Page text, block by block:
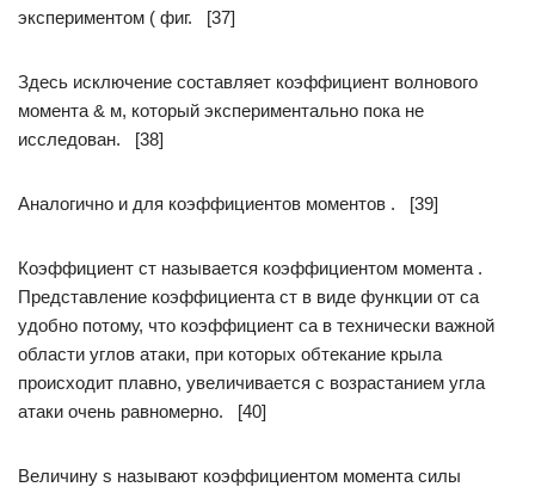
экспериментом ( фиг. [37]
Здесь исключение составляет коэффициент волнового
момента & м, который экспериментально пока не
исследован. [38]
Аналогично и для коэффициентов моментов . [39]
Коэффициент ст называется коэффициентом момента .
Представление коэффициента ст в виде функции от са
удобно потому, что коэффициент са в технически важной
области углов атаки, при которых обтекание крыла
происходит плавно, увеличивается с возрастанием угла
атаки очень равномерно. [40]
Величину s называют коэффициентом момента силы